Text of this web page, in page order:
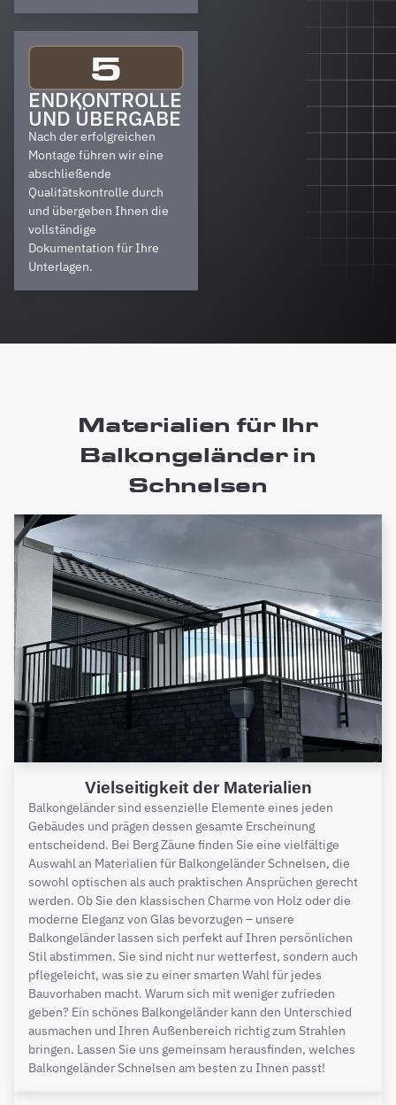
5
ENDKONTROLLE
UND ÜBERGABE
Nach der erfolgreichen
Montage führen wir eine
abschließende
Qualitätskontrolle durch
und übergeben Ihnen die
vollständige
Dokumentation für Ihre
Unterlagen.
Materialien für Ihr
Balkongeländer in
Schnelsen
Vielseitigkeit der Materialien
Balkongeländer sind essenzielle Elemente eines jeden
Gebäudes und prägen dessen gesamte Erscheinung
entscheidend. Bei Berg Zäune finden Sie eine vielfältige
Auswahl an Materialien für Balkongeländer Schnelsen, die
sowohl optischen als auch praktischen Ansprüchen gerecht
werden. Ob Sie den klassischen Charme von Holz oder die
moderne Eleganz von Glas bevorzugen – unsere
Balkongeländer lassen sich perfekt auf Ihren persönlichen
Stil abstimmen. Sie sind nicht nur wetterfest, sondern auch
pflegeleicht, was sie zu einer smarten Wahl für jedes
Bauvorhaben macht. Warum sich mit weniger zufrieden
geben? Ein schönes Balkongeländer kann den Unterschied
ausmachen und Ihren Außenbereich richtig zum Strahlen
bringen. Lassen Sie uns gemeinsam herausfinden, welches
Balkongeländer Schnelsen am besten zu Ihnen passt!